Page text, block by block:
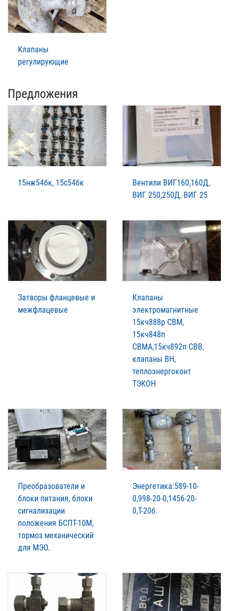
Клапаны
регулирующие
Предложения
15нж54бк, 15с54бк
Вентили ВИГ160,160Д,
ВИГ 250,250Д, ВИГ 25
Затворы фланцевые и
межфлацевые
Клапаны
электромагнитные
15кч888р СВМ,
15кч848п
СВМА,15кч892п СВВ,
клапаны ВН,
теплоэнергоконт
ТЭКОН
Преобразователи и
блоки питания, блоки
сигнализации
положения БСПТ-10М,
тормоз механический
для МЭО.
Энергетика:589-10-
0,998-20-0,1456-20-
0,Т-20б.